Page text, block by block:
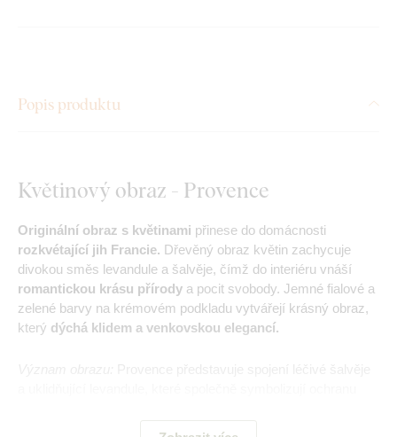
Popis produktu
Květinový obraz - Provence
Originální obraz s květinami přinese do domácnosti
rozkvétající jih Francie. Dřevěný obraz květin zachycuje
divokou směs levandule a šalvěje, čímž do interiéru vnáší
romantickou krásu přírody a pocit svobody. Jemné fialové a
zelené barvy na krémovém podkladu vytvářejí krásný obraz,
který dýchá klidem a venkovskou elegancí.